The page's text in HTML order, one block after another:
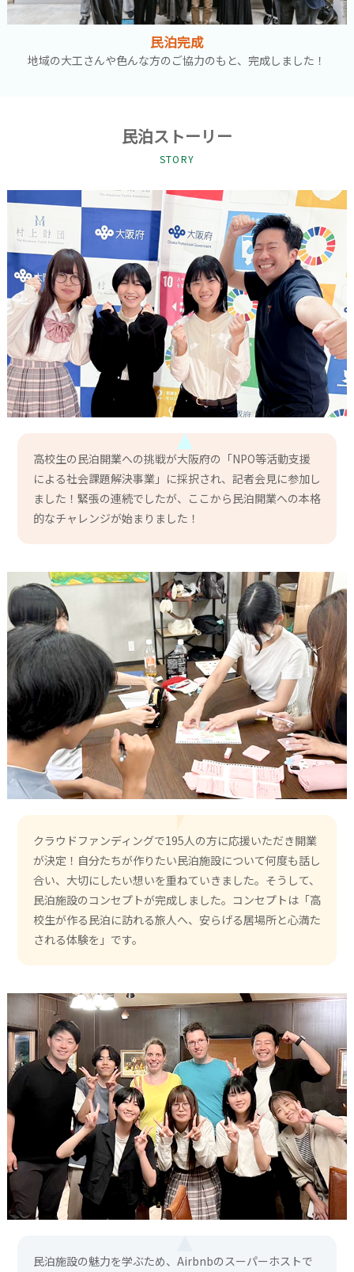
民泊完成
地域の大工さんや色んな方のご協力のもと、完成しました！
民泊ストーリー
STORY
高校生の民泊開業への挑戦が大阪府の「NPO等活動支援
による社会課題解決事業」に採択され、記者会見に参加し
ました！緊張の連続でしたが、ここから民泊開業への本格
的なチャレンジが始まりました！
クラウドファンディングで195人の方に応援いただき開業
が決定！自分たちが作りたい民泊施設について何度も話し
合い、大切にしたい想いを重ねていきました。そうして、
民泊施設のコンセプトが完成しました。コンセプトは「高
校生が作る民泊に訪れる旅人へ、安らげる居場所と心満た
される体験を」です。
民泊施設の魅力を学ぶため、Airbnbのスーパーホストで